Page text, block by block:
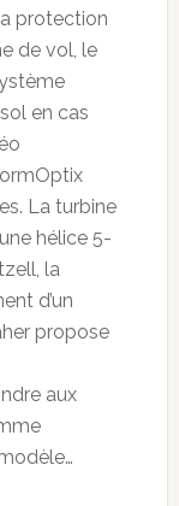
protection
de vol, le
en cas
La turbine
hélice 5-
la
d’un
propose
aux